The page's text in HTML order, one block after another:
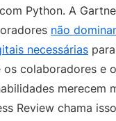
Python. A
não
necessárias
colaboradores e
merecem
Review chama